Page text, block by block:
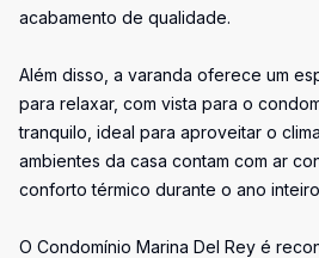
acabamento de qualidade.
Além disso, a varanda oferece um
para relaxar, com vista para o
tranquilo, ideal para aproveitar o
ambientes da casa contam com ar
conforto térmico durante o ano
O Condomínio Marina Del Rey é